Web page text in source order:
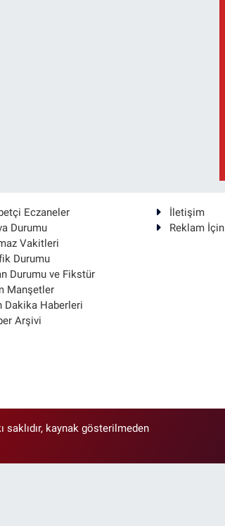
Eczaneler
Durumu
Vakitleri
Durumu
Durumu ve Fikstür
Manşetler
Dakika Haberleri
Arşivi
İletişim
Reklam İçin
saklıdır, kaynak gösterilmeden